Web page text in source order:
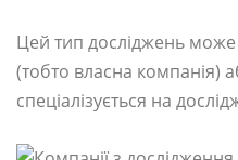
Цей тип досліджень
(тобто власна компанія)
спеціалізується на